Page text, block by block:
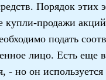
Порядок
купли-продажи
подать
лицо. Есть еще
- но он